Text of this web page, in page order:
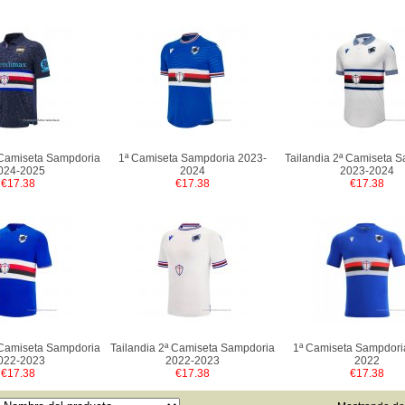
Sampdoria
2025
€17.38
1ª Camiseta Sampdoria 2023-
2024
€17.38
Tailandia 2ª Camiseta
2023-2024
€17.38
Sampdoria
2023
€17.38
Tailandia 2ª Camiseta Sampdoria
2022-2023
€17.38
1ª Camiseta
2022
€17.38